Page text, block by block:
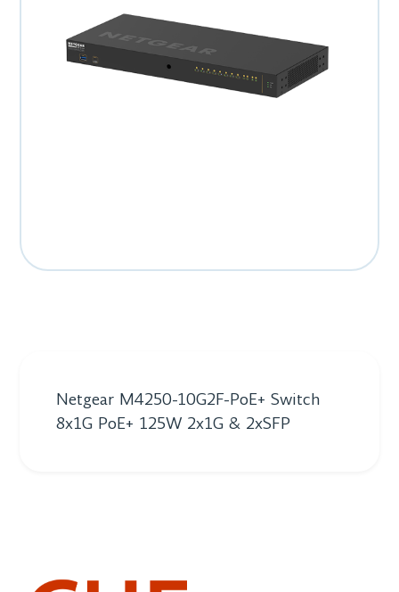
Netgear M4250-10G2F-PoE+ Switch
8x1G PoE+ 125W 2x1G & 2xSFP